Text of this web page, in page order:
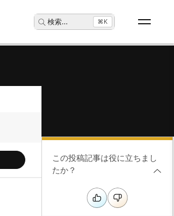
検索... ⌘K
この投稿記事は役に立ちまし
たか？